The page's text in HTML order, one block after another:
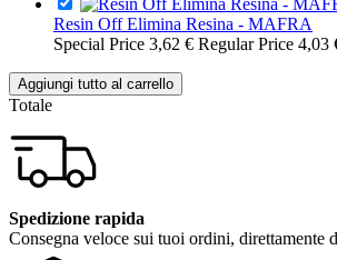
Resin Off Elimina Resina - MAFRA
Special Price 3,62 € Regular Price 4,03
Aggiungi tutto al carrello
Totale
Spedizione rapida
Consegna veloce sui tuoi ordini, direttamente